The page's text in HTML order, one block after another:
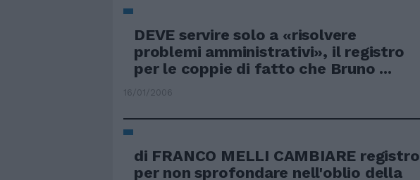
DEVE servire solo a «risolvere
problemi amministrativi», il registro
per le coppie di fatto che Bruno ...
16/01/2006
di FRANCO MELLI CAMBIARE registro
per non sprofondare nell'oblio della